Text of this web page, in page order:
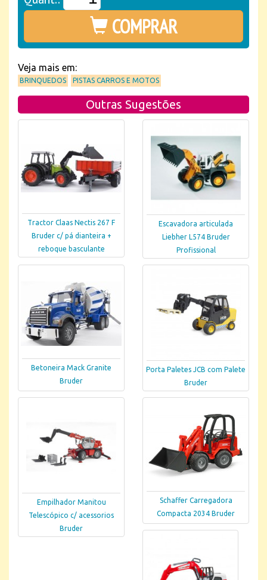
COMPRAR
Veja mais em:
BRINQUEDOS PISTAS CARROS E MOTOS
Outras Sugestões
Tractor Claas Nectis 267 F
Bruder c/ pá dianteira +
reboque basculante
Escavadora articulada
Liebher L574 Bruder
Profissional
Betoneira Mack Granite
Bruder
Porta Paletes JCB com Palete
Bruder
Empilhador Manitou
Telescópico c/ acessorios
Bruder
Schaffer Carregadora
Compacta 2034 Bruder